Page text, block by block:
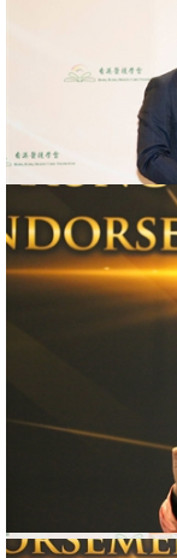
香港醫護學會認
2018年01月26日